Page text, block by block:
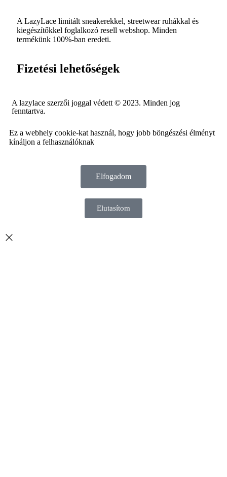
A LazyLace limitált sneakerekkel, streetwear ruhákkal és
kiegészítőkkel foglalkozó resell webshop. Minden
termékünk 100%-ban eredeti.
Fizetési lehetőségek
A lazylace szerzői joggal védett © 2023. Minden jog
fenntartva.
Ez a webhely cookie-kat használ, hogy jobb böngészési élményt
kínáljon a felhasználóknak
Elfogadom
Elutasítom